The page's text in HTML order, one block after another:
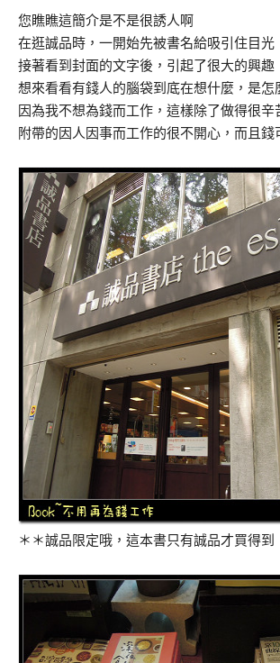
您瞧瞧這簡介是不是很誘人啊
在逛誠品時，一開始先被書名給吸引住目光
接著看到封面的文字後，引起了很大的興趣
想來看看有錢人的腦袋到底在想什麼，是怎
因為我不想為錢而工作，這樣除了做得很辛
附帶的因人因事而工作的很不開心，而且錢
＊＊誠品限定哦，這本書只有誠品才買得到